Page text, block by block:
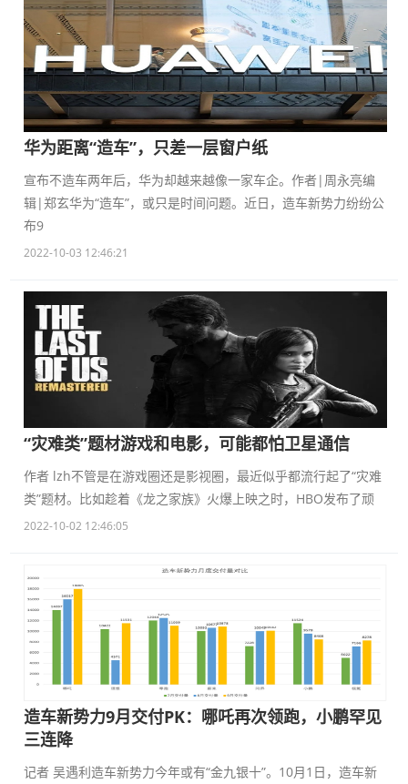
华为距离“造车”，只差一层窗户纸
宣布不造车两年后，华为却越来越像一家车企。作者|周永亮编
辑|郑玄华为“造车”，或只是时间问题。近日，造车新势力纷纷公
布9
2022-10-03 12:46:21
“灾难类”题材游戏和电影，可能都怕卫星通信
作者 lzh不管是在游戏圈还是影视圈，最近似乎都流行起了“灾难
类”题材。比如趁着《龙之家族》火爆上映之时，HBO发布了顽
2022-10-02 12:46:05
造车新势力9月交付PK：哪吒再次领跑，小鹏罕见
三连降
记者 吴遇利造车新势力今年或有“金九银十”。10月1日，造车新